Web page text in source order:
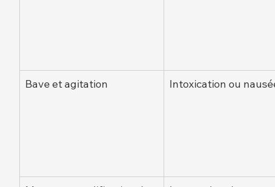
Bave et agitation Intoxication ou